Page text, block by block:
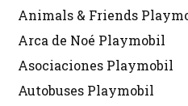
Animals & Friends
Arca de Noé Playmobil
Asociaciones Playmobil
Autobuses Playmobil